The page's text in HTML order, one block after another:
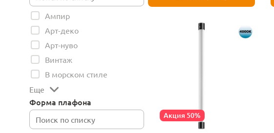
Ампир
Арт-деко
Арт-нуво
Винтаж
В морском стиле
Еще
Форма плафона
Акция 50%